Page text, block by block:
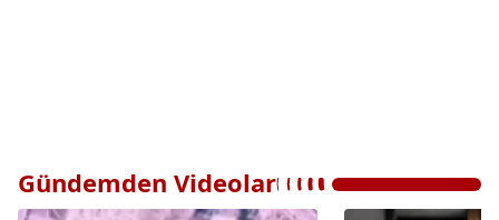
Gündemden Videolar